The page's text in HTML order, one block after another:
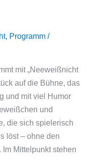
, Programm /
mit „Neeweißnicht
auf die Bühne, das
und mit viel Humor
und
die sich spielerisch
löst – ohne den
Mittelpunkt stehen